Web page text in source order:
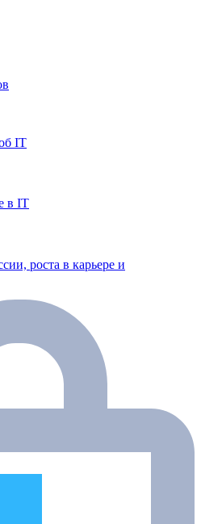
IT
в IT
роста в карьере и